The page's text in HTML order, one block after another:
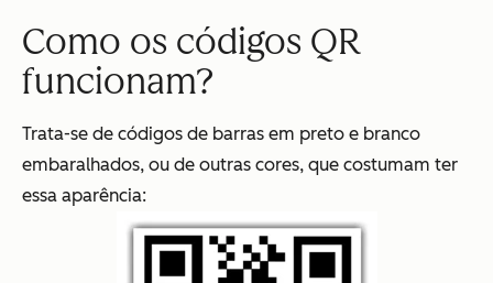
Como os códigos QR
funcionam?
Trata-se de códigos de barras em preto e branco
embaralhados, ou de outras cores, que costumam ter
essa aparência: